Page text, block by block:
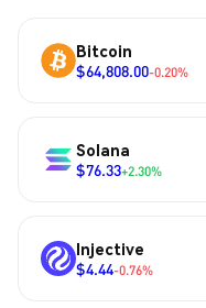
Bitcoin
$64,808.00-0.20%
Solana
$76.33+2.30%
Injective
$4.44-0.76%